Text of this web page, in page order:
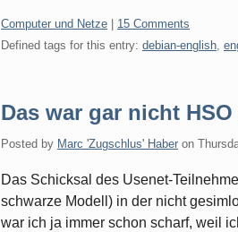
Categories:
Computer und Netze
15 Comments
Defined tags for this entry: debian-english,
Das war gar nicht
Posted by Marc 'Zugschlus' Haber on
Das Schicksal des Usenet-
schwarze Modell) in der nicht
war ich ja immer schon scharf, weil